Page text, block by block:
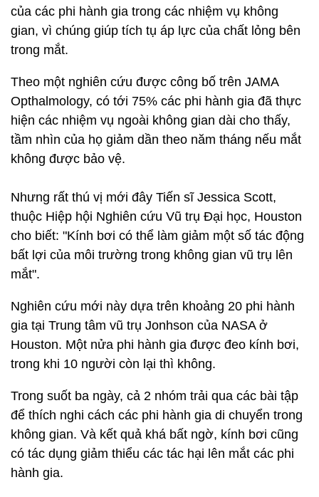
của các phi hành gia trong các nhiệm vụ không
gian, vì chúng giúp tích tụ áp lực của chất lỏng bên
trong mắt.
Theo một nghiên cứu được công bố trên JAMA
Opthalmology, có tới 75% các phi hành gia đã thực
hiện các nhiệm vụ ngoài không gian dài cho thấy,
tầm nhìn của họ giảm dần theo năm tháng nếu mắt
không được bảo vệ.
Nhưng rất thú vị mới đây Tiến sĩ Jessica Scott,
thuộc Hiệp hội Nghiên cứu Vũ trụ Đại học, Houston
cho biết: "Kính bơi có thể làm giảm một số tác động
bất lợi của môi trường trong không gian vũ trụ lên
mắt".
Nghiên cứu mới này dựa trên khoảng 20 phi hành
gia tại Trung tâm vũ trụ Jonhson của NASA ở
Houston. Một nửa phi hành gia được đeo kính bơi,
trong khi 10 người còn lại thì không.
Trong suốt ba ngày, cả 2 nhóm trải qua các bài tập
để thích nghi cách các phi hành gia di chuyển trong
không gian. Và kết quả khá bất ngờ, kính bơi cũng
có tác dụng giảm thiểu các tác hại lên mắt các phi
hành gia.